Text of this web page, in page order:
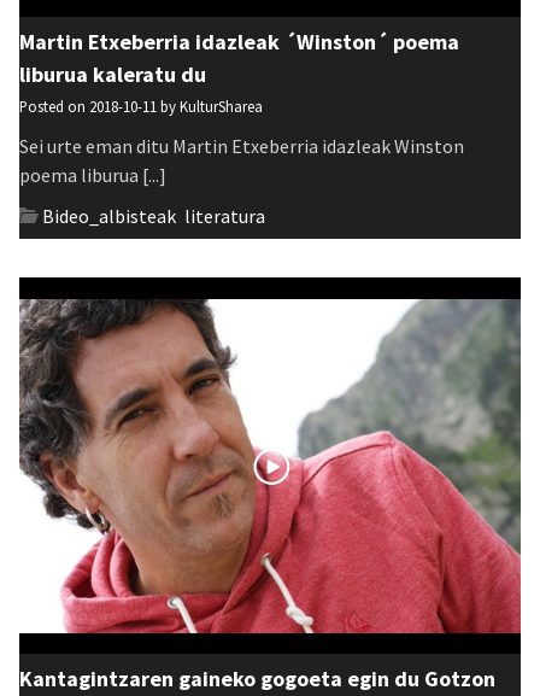
Martin Etxeberria idazleak ´Winston´ poema
liburua kaleratu du
Posted on 2018-10-11 byKulturSharea
Sei urte eman ditu Martin Etxeberria idazleak Winston
poema liburua [...]
Bideo_albisteak literatura
Kantagintzaren gaineko gogoeta egin du Gotzon